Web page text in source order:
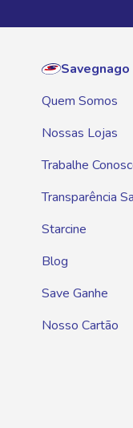
Savegnago
Quem Somos
Nossas Lojas
Trabalhe
Transparência
Starcine
Blog
Save Ganhe
Nosso Cartão